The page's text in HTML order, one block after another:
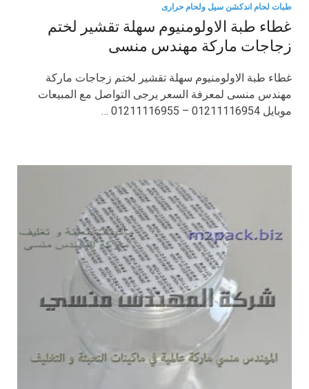
طبات لحام اندكشن سيل ولحام حرارى
غطاء طبة الاولومنيوم سهلة تقشير لختم
زجاجات ماركة مهندس منسى
غطاء طبة الاولومنيوم سهلة تقشير لختم زجاجات ماركة
مهندس منسى لمعرفة السعر يرجى التواصل مع المبيعات
موبايل 01211116954 – 01211116955 …